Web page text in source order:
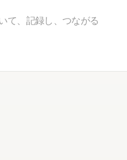
て、記録し、つながる